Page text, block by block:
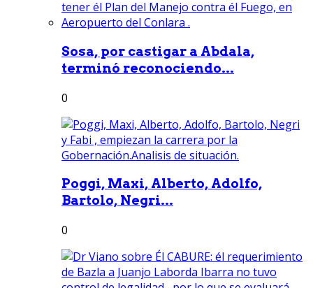
Sosa, por castigar a Abdala,
terminó reconociendo...
0
Poggi, Maxi, Alberto, Adolfo,
Bartolo, Negri...
0